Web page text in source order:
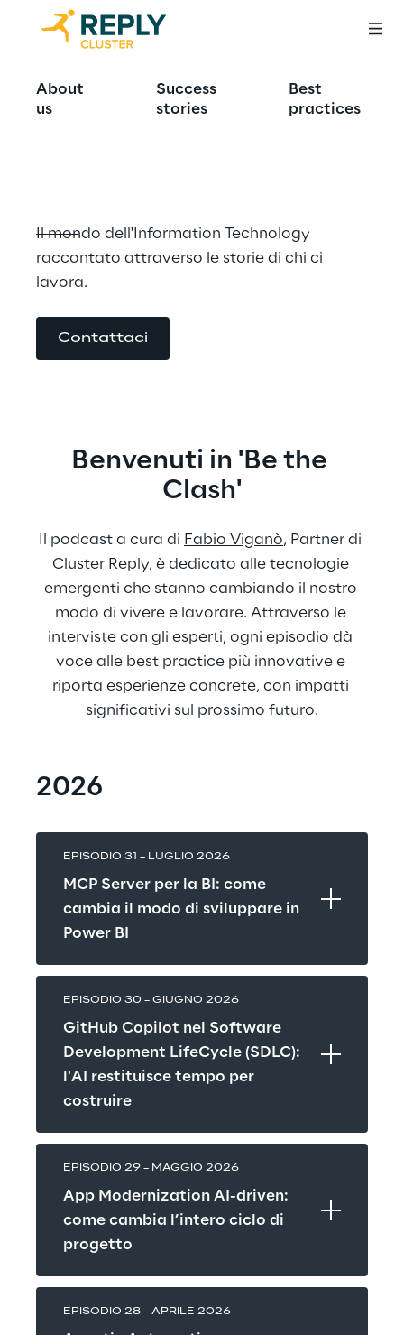
About
us
Success
stories
Best
practices
Cluster Reply
Podcast
Il mondo dell'Information Technology
raccontato attraverso le storie di chi ci
lavora.
Contattaci
Benvenuti in 'Be the
Clash'
Il podcast a cura di Fabio Viganò, Partner di
Cluster Reply, è dedicato alle tecnologie
emergenti che stanno cambiando il nostro
modo di vivere e lavorare. Attraverso le
interviste con gli esperti, ogni episodio dà
voce alle best practice più innovative e
riporta esperienze concrete, con impatti
significativi sul prossimo futuro.
2026
EPISODIO 31 – LUGLIO 2026
MCP Server per la BI: come
cambia il modo di sviluppare in
Power BI
EPISODIO 30 – GIUGNO 2026
GitHub Copilot nel Software
Development LifeCycle (SDLC):
l'AI restituisce tempo per
costruire
EPISODIO 29 – MAGGIO 2026
App Modernization AI-driven:
come cambia l’intero ciclo di
progetto
EPISODIO 28 – APRILE 2026